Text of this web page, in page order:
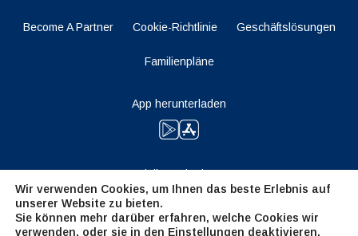
Become A Partner Cookie-Richtlinie Geschäftslösungen
Familienpläne
App herunterladen
Bleiben Sie dran
Wir verwenden Cookies, um Ihnen das beste Erlebnis auf
unserer Website zu bieten.
Sie können mehr darüber erfahren, welche Cookies wir
verwenden, oder sie in den Einstellungen deaktivieren.